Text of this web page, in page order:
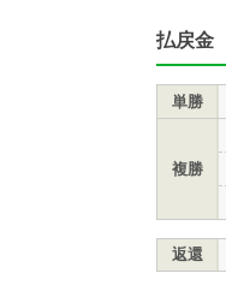
払戻金
単勝
複勝
返還